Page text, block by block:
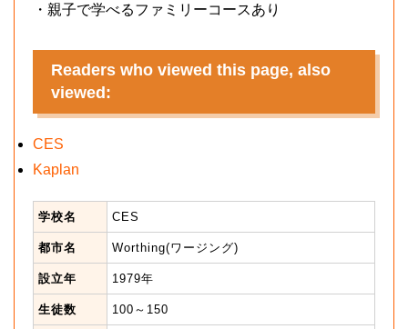
・親子で学べるファミリーコースあり
Readers who viewed this page, also
viewed:
CES
Kaplan
学校名 CES
都市名 Worthing(ワージング)
設立年 1979年
生徒数 100～150